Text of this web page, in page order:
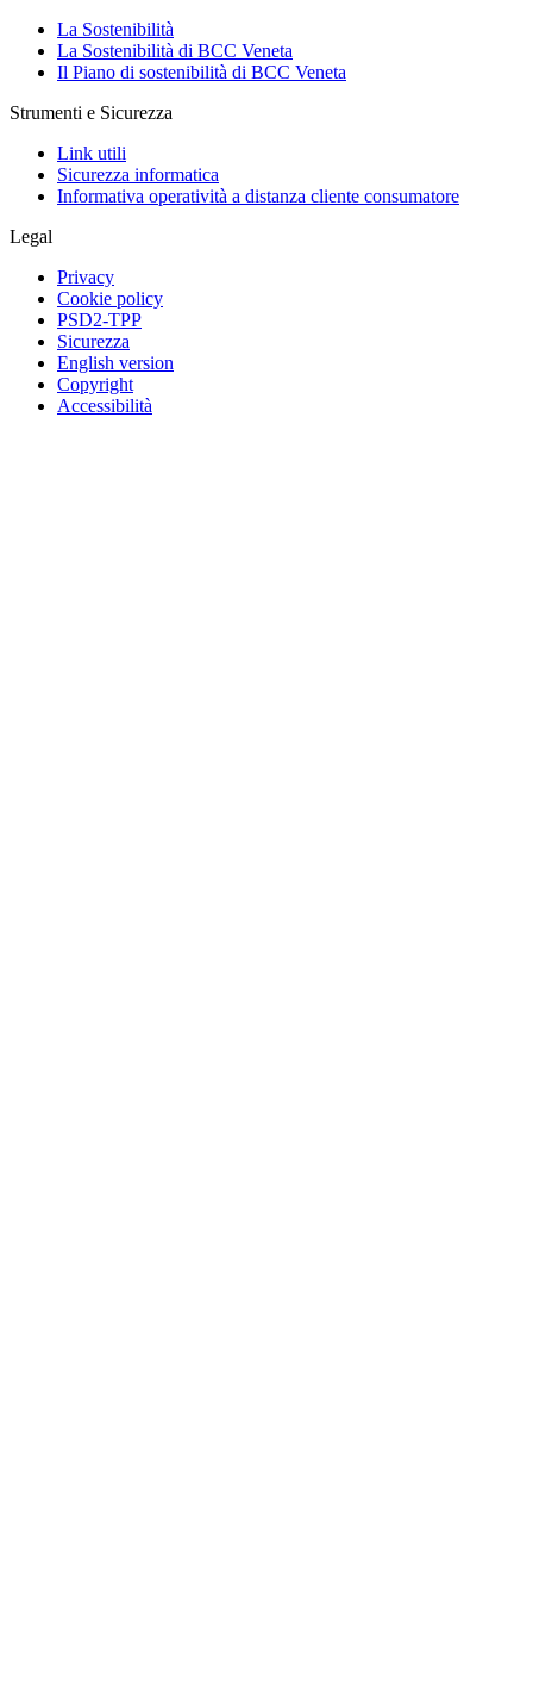
La Sostenibilità
La Sostenibilità di BCC Veneta
Il Piano di sostenibilità di BCC Veneta
Strumenti e Sicurezza
Link utili
Sicurezza informatica
Informativa operatività a distanza cliente consumatore
Legal
Privacy
Cookie policy
PSD2-TPP
Sicurezza
English version
Copyright
Accessibilità